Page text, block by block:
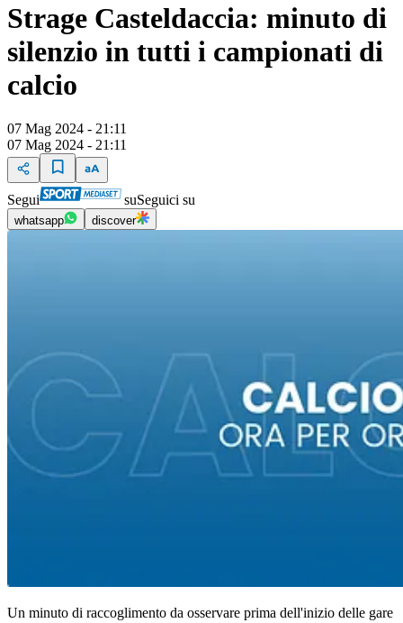
Strage Casteldaccia: minuto di
silenzio in tutti i campionati di
calcio
07 Mag 2024 - 21:11
07 Mag 2024 - 21:11
Segui suSeguici su
whatsapp discover
Un minuto di raccoglimento da osservare prima dell'inizio delle gare